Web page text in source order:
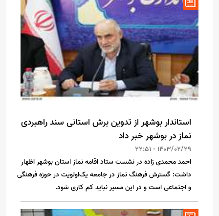
استاندار بوشهر از تدوین برش استانی سند راهبردی
نماز در بوشهر خبر داد
1403/02/29 - 22:51
احمد محمدی زاده در نشست ستاد اقامه نماز استان بوشهر اظهار
داشت: گسترش فرهنگ نماز در جامعه یک‌اولویت در حوزه فرهنگی
و اجتماعی است و در این مسیر نباید کم کاری شود.